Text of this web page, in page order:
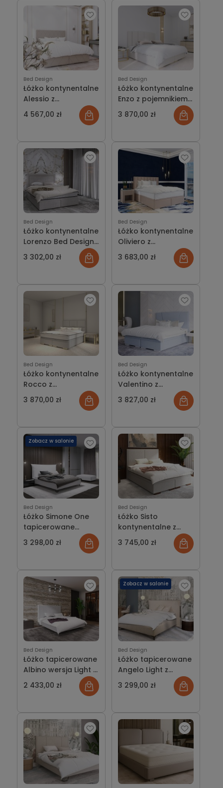
Bed Design
Łóżko kontynentalne
Alessio z
pojemnikiem lub bez
4 567,00 zł
Bed Design
Łóżko kontynentalne
Enzo z pojemnikiem
lub bez
3 870,00 zł
Bed Design
Łóżko kontynentalne
Lorenzo Bed Design
z pojemnikiem lub
bez
3 302,00 zł
Bed Design
Łóżko kontynentalne
Oliviero z
pojemnikiem lub bez
3 683,00 zł
Bed Design
Łóżko kontynentalne
Rocco z
pojemnikiem lub bez
3 870,00 zł
Bed Design
Łóżko kontynentalne
Valentino z
pojemnikiem lub bez
3 827,00 zł
Bed Design
Łóżko Simone One
tapicerowane
wersja Light z
pojemnikiem lub bez
3 298,00 zł
Zobacz w salonie
Bed Design
Łóżko Sisto
kontynentalne z
pojemnikiem lub bez
3 745,00 zł
Bed Design
Łóżko tapicerowane
Albino wersja Light z
pojemnikiem lub bez
2 433,00 zł
Bed Design
Łóżko tapicerowane
Angelo Light z
pojemnikiem lub bez
3 299,00 zł
Zobacz w salonie